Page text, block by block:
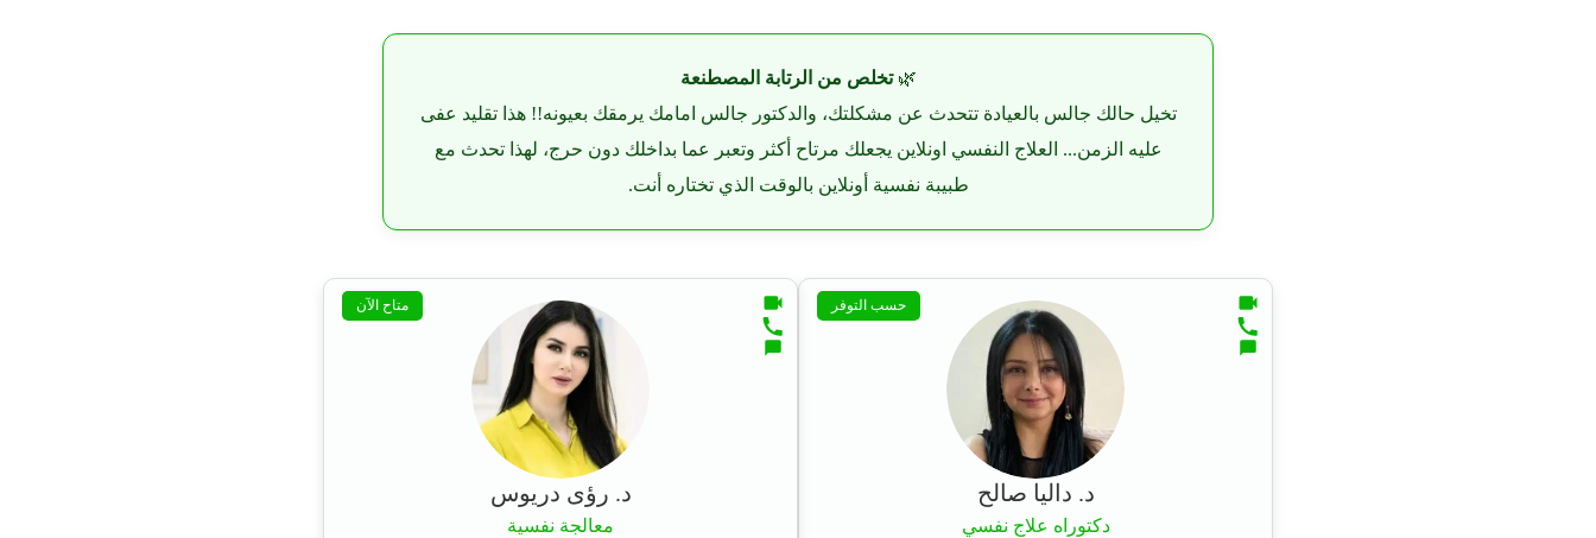
🌿تخلص من الرتابة المصطنعة
تخيل حالك جالس بالعيادة تتحدث عن مشكلتك، والدكتور جالس امامك يرمقك بعيونه!! هذا تقليد عفى
عليه الزمن... العلاج النفسي اونلاين يجعلك مرتاح أكثر وتعبر عما بداخلك دون حرج، لهذا تحدث مع
طبيبة نفسية أونلاين بالوقت الذي تختاره أنت.
حسب التوفر
د. داليا صالح
دكتوراه علاج نفسي
متاح الآن
د. رؤى دريوس
معالجة نفسية